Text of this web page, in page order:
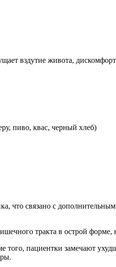
вздутие живота,
пиво, квас, черный хлеб)
что связано с
тракта в острой форме,
пациентки замечают